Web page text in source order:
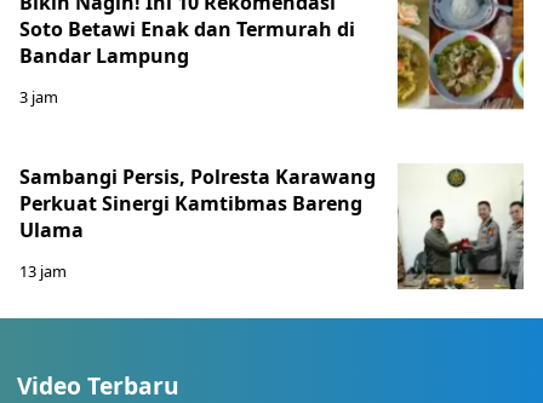
Soto Betawi Enak dan Termurah di
Bandar Lampung
3 jam
Sambangi Persis, Polresta Karawang
Perkuat Sinergi Kamtibmas Bareng
Ulama
13 jam
Video Terbaru